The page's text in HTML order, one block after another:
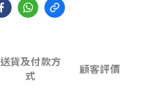
送貨及付款方
式
顧客評價